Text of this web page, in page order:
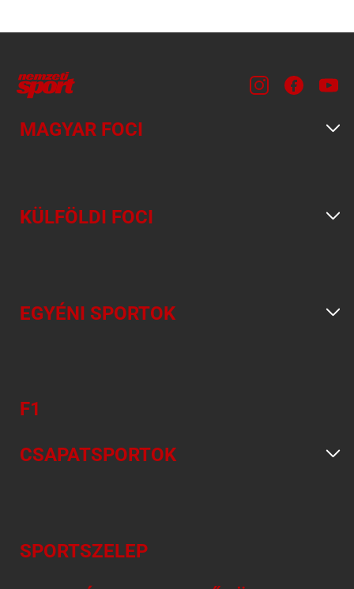
MAGYAR FOCI
KÜLFÖLDI FOCI
EGYÉNI SPORTOK
F1
CSAPATSPORTOK
SPORTSZELEP